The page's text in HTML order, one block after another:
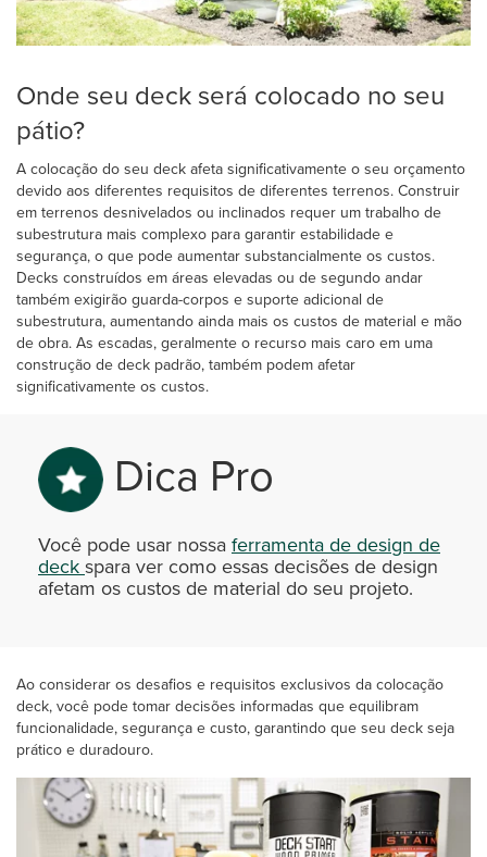
Onde seu deck será colocado no seu
pátio?
A colocação do seu deck afeta significativamente o seu orçamento
devido aos diferentes requisitos de diferentes terrenos. Construir
em terrenos desnivelados ou inclinados requer um trabalho de
subestrutura mais complexo para garantir estabilidade e
segurança, o que pode aumentar substancialmente os custos.
Decks construídos em áreas elevadas ou de segundo andar
também exigirão guarda-corpos e suporte adicional de
subestrutura, aumentando ainda mais os custos de material e mão
de obra. As escadas, geralmente o recurso mais caro em uma
construção de deck padrão, também podem afetar
significativamente os custos.
Dica Pro
Você pode usar nossaferramenta de design de
deckspara ver como essas decisões de design
afetam os custos de material do seu projeto.
Ao considerar os desafios e requisitos exclusivos da colocação
deck, você pode tomar decisões informadas que equilibram
funcionalidade, segurança e custo, garantindo que seu deck seja
prático e duradouro.